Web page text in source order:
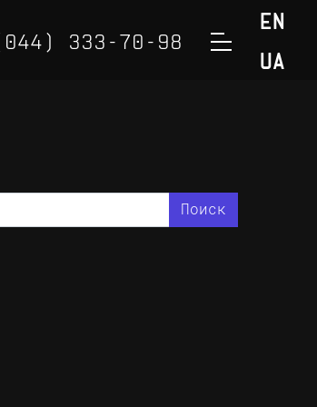
(044) 333-70-98
EN
UA